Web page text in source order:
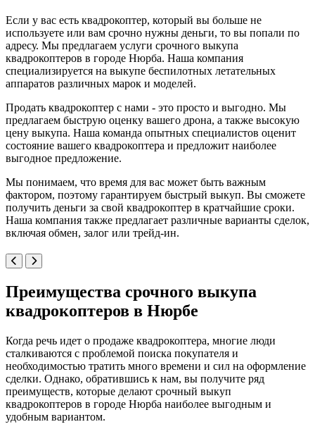
Если у вас есть квадрокоптер, который вы больше не
используете или вам срочно нужны деньги, то вы попали по
адресу. Мы предлагаем услуги срочного выкупа
квадрокоптеров в городе Нюрба. Наша компания
специализируется на выкупе беспилотных летательных
аппаратов различных марок и моделей.
Продать квадрокоптер с нами - это просто и выгодно. Мы
предлагаем быструю оценку вашего дрона, а также высокую
цену выкупа. Наша команда опытных специалистов оценит
состояние вашего квадрокоптера и предложит наиболее
выгодное предложение.
Мы понимаем, что время для вас может быть важным
фактором, поэтому гарантируем быстрый выкуп. Вы сможете
получить деньги за свой квадрокоптер в кратчайшие сроки.
Наша компания также предлагает различные варианты сделок,
включая обмен, залог или трейд-ин.
Преимущества срочного выкупа
квадрокоптеров в Нюрбе
Когда речь идет о продаже квадрокоптера, многие люди
сталкиваются с проблемой поиска покупателя и
необходимостью тратить много времени и сил на оформление
сделки. Однако, обратившись к нам, вы получите ряд
преимуществ, которые делают срочный выкуп
квадрокоптеров в городе Нюрба наиболее выгодным и
удобным вариантом.